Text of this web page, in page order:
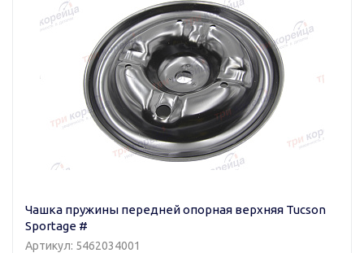
Чашка пружины передней опорная верхняя Tucson
Sportage #
Артикул: 5462034001